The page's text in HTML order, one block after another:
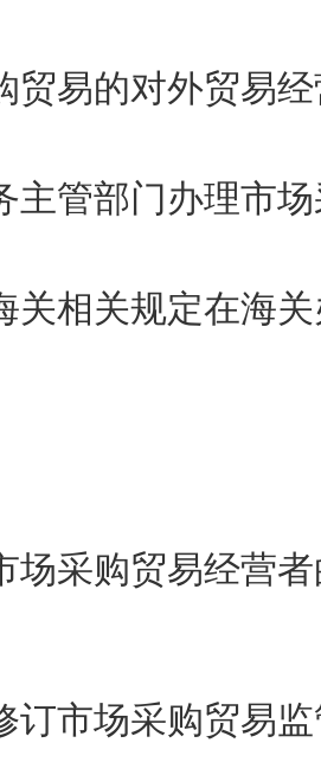
贸易的对外贸易
主管部门办理市
关相关规定在海
场采购贸易经营
订市场采购贸易